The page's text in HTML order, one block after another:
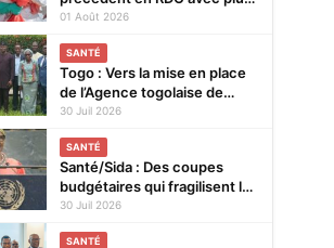
de 3.500 cas
01 Août 2026
SANTÉ
Togo : Vers la mise en place
de l’Agence togolaise de
régulation pharmaceutique
30 Juil 2026
SANTÉ
Santé/Sida : Des coupes
budgétaires qui fragilisent la
prévention et menacent les
30 Juil 2026
SANTÉ